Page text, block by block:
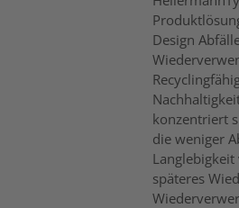
Design
konzentriert
die weniger
späteres